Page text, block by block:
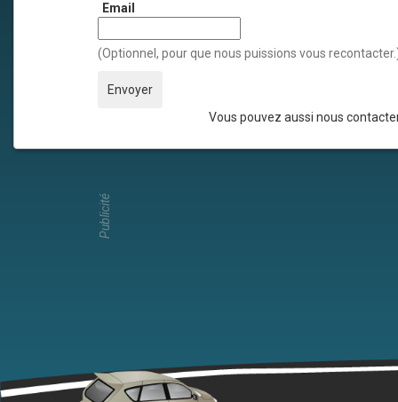
Email
(Optionnel, pour que nous puissions vous
Vous pouvez aussi nous
Publicité